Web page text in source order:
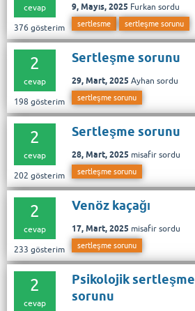
cevap
376 gösterim
9, Mayıs, 2025 Furkan sordu
sertlesme sertleşme sorunu
2
cevap
198 gösterim
Sertleşme sorunu
29, Mart, 2025 Ayhan sordu
sertleşme sorunu
2
cevap
202 gösterim
Sertleşme sorunu
28, Mart, 2025 misafir sordu
sertleşme sorunu
2
cevap
233 gösterim
Venöz kaçağı
17, Mart, 2025 misafir sordu
sertleşme sorunu
2
cevap
Psikolojik sertleşme
sorunu